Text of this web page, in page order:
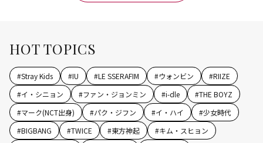
HOT TOPICS
#Stray Kids #IU #LE SSERAFIM #ウォンビン #RIIZE
#イ・シニョン #ファン・ジョンミン #i-dle #THE BOYZ
#マーク(NCT出身) #パク・ジフン #イ・ハイ #少女時代
#BIGBANG #TWICE #東方神起 #キム・スヒョン